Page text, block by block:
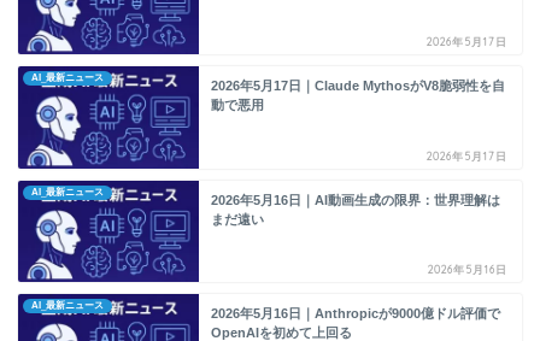
2026年5月17日
AI_最新ニュース
2026年5月17日｜Claude MythosがV8脆弱性を自
動で悪用
2026年5月17日
AI_最新ニュース
2026年5月16日｜AI動画生成の限界：世界理解は
まだ遠い
2026年5月16日
AI_最新ニュース
2026年5月16日｜Anthropicが9000億ドル評価で
OpenAIを初めて上回る